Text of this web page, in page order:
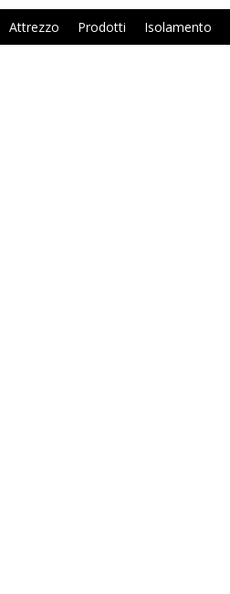
Attrezzo Prodotti Isolamento